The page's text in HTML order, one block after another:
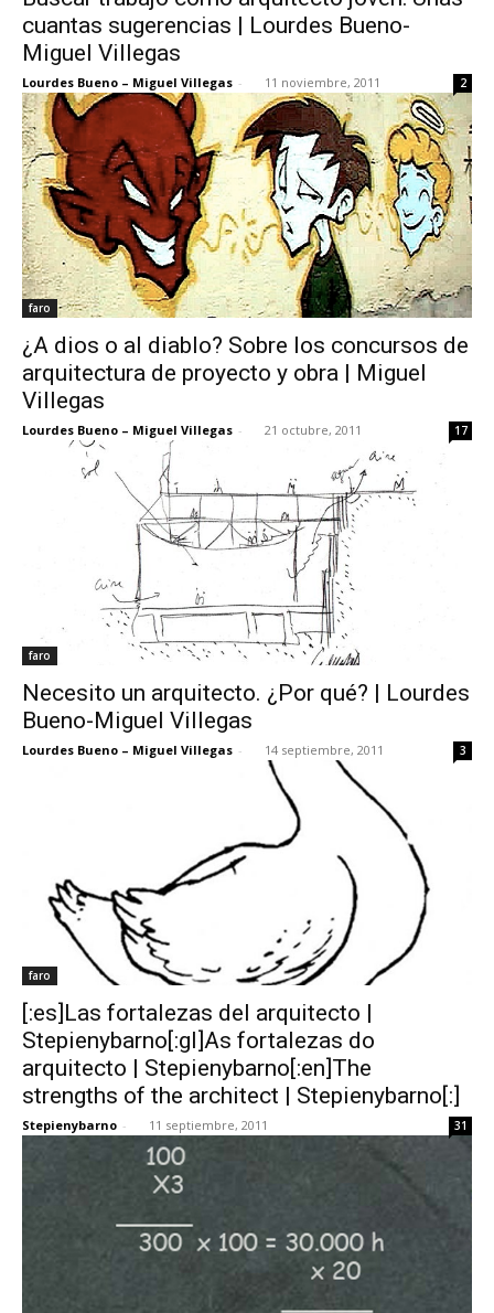
cuantas sugerencias | Lourdes Bueno-
Miguel Villegas
Lourdes Bueno – Miguel Villegas - 11 noviembre, 2011 2
faro
¿A dios o al diablo? Sobre los concursos de
arquitectura de proyecto y obra | Miguel
Villegas
Lourdes Bueno – Miguel Villegas - 21 octubre, 2011 17
faro
Necesito un arquitecto. ¿Por qué? | Lourdes
Bueno-Miguel Villegas
Lourdes Bueno – Miguel Villegas - 14 septiembre, 2011 3
faro
[:es]Las fortalezas del arquitecto |
Stepienybarno[:gl]As fortalezas do
arquitecto | Stepienybarno[:en]The
strengths of the architect | Stepienybarno[:]
Stepienybarno - 11 septiembre, 2011 31